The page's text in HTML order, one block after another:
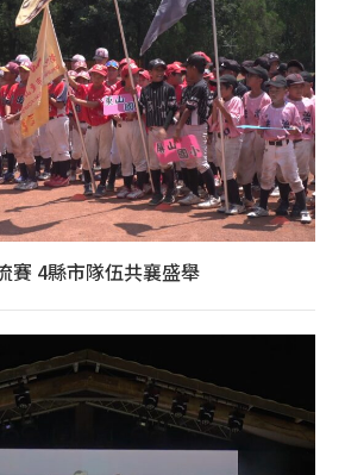
賽 4縣市隊伍共襄盛舉